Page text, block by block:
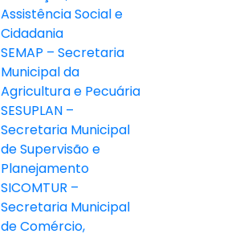
Assistência Social e
Cidadania
SEMAP – Secretaria
Municipal da
Agricultura e Pecuária
SESUPLAN –
Secretaria Municipal
de Supervisão e
Planejamento
SICOMTUR –
Secretaria Municipal
de Comércio,